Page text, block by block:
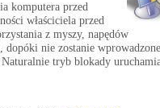
komputera przed
właściciela przed
z myszy, napędów
nie zostanie wprowadzone
Naturalnie tryb blokady